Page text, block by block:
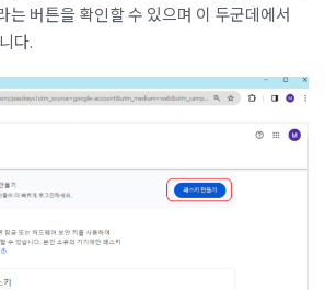
는 버튼을 확인할 수 있으며 이 두군데에서
다.